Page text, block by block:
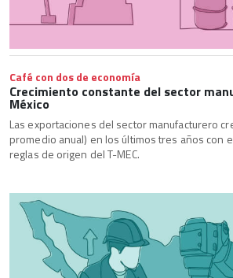
Café con dos de economía
Crecimiento constante del sector
México
Las exportaciones del sector manufacturero
promedio anual) en los últimos tres años con
reglas de origen del T-MEC.